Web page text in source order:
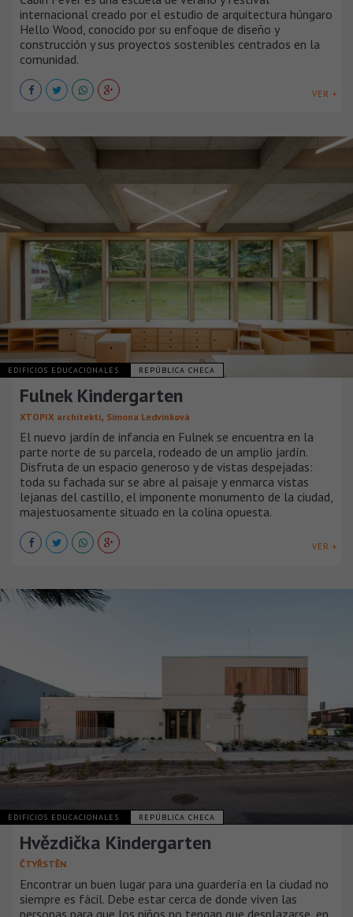
internacional creado por el estudio de arquitectura húngaro
Hello Wood, conocido por su enfoque de diseño y
construcción y sus proyectos sostenibles centrados en la
comunidad.
VER +
EDIFICIOS EDUCACIONALES REPÚBLICA CHECA
Fulnek Kindergarten
XTOPIX architekti, Simona Ledvinková
El nuevo jardín de infancia en Fulnek se encuentra en la
parte norte de su parcela, rodeado de un amplio jardín.
Disfruta de un espacio generoso y de vistas despejadas:
toda su fachada sur se abre al paisaje y enmarca vistas
lejanas del castillo, el imponente monumento de la ciudad,
majestuosamente situado en la colina opuesta.
VER +
EDIFICIOS EDUCACIONALES REPÚBLICA CHECA
Hvězdička Kindergarten
ČTYŘSTĚN
Encontrar un buen lugar para una guardería en la ciudad no
siempre es fácil. Debe estar cerca de donde viven las
personas para que los niños no tengan que desplazarse, en